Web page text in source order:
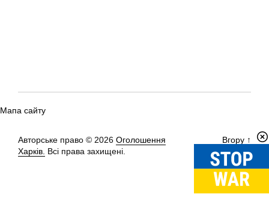
Мапа сайту
Авторське право © 2026 Оголошення
Харків. Всі права захищені.
Вгору ↑